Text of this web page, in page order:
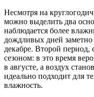
Несмотря на
можно выделить два
наблюдается более
дождливых дней заметно
декабре. Второй период,
сезоном: в это время
в августе, а воздух
идеально подходит для
влажность.